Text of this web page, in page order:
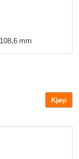
mm